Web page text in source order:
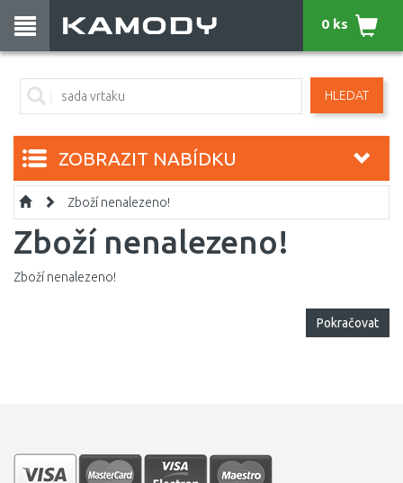
HLEDAT
0 ks
ZOBRAZIT NABÍDKU
Zboží nenalezeno!
Zboží nenalezeno!
Zboží nenalezeno!
Pokračovat